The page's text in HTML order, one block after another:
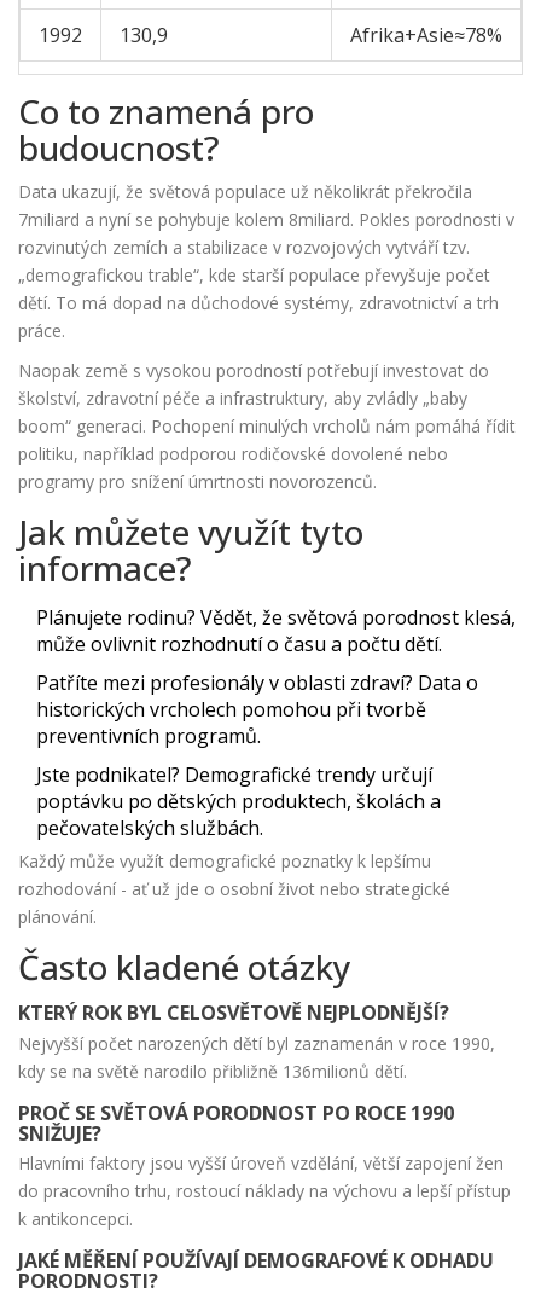
1992 130,9 Afrika+Asie≈78%
Co to znamená pro
budoucnost?
Data ukazují, že světová populace už několikrát překročila
7miliard a nyní se pohybuje kolem 8miliard. Pokles porodnosti v
rozvinutých zemích a stabilizace v rozvojových vytváří tzv.
„demografickou trable“, kde starší populace převyšuje počet
dětí. To má dopad na důchodové systémy, zdravotnictví a trh
práce.
Naopak země s vysokou porodností potřebují investovat do
školství, zdravotní péče a infrastruktury, aby zvládly „baby
boom“ generaci. Pochopení minulých vrcholů nám pomáhá řídit
politiku, například podporou rodičovské dovolené nebo
programy pro snížení úmrtnosti novorozenců.
Jak můžete využít tyto
informace?
Plánujete rodinu? Vědět, že světová porodnost klesá,
může ovlivnit rozhodnutí o času a počtu dětí.
Patříte mezi profesionály v oblasti zdraví? Data o
historických vrcholech pomohou při tvorbě
preventivních programů.
Jste podnikatel? Demografické trendy určují
poptávku po dětských produktech, školách a
pečovatelských službách.
Každý může využít demografické poznatky k lepšímu
rozhodování - ať už jde o osobní život nebo strategické
plánování.
Často kladené otázky
KTERÝ ROK BYL CELOSVĚTOVĚ NEJPLODNĚJŠÍ?
Nejvyšší počet narozených dětí byl zaznamenán v roce 1990,
kdy se na světě narodilo přibližně 136milionů dětí.
PROČ SE SVĚTOVÁ PORODNOST PO ROCE 1990
SNIŽUJE?
Hlavními faktory jsou vyšší úroveň vzdělání, větší zapojení žen
do pracovního trhu, rostoucí náklady na výchovu a lepší přístup
k antikoncepci.
JAKÉ MĚŘENÍ POUŽÍVAJÍ DEMOGRAFOVÉ K ODHADU
PORODNOSTI?